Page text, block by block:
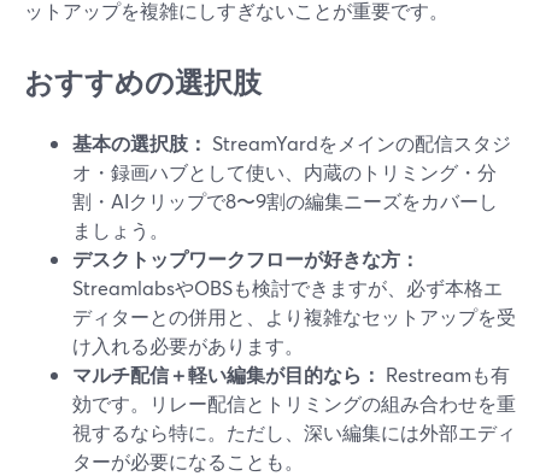
ットアップを複雑にしすぎないことが重要です。
おすすめの選択肢
基本の選択肢： StreamYardをメインの配信スタジ
オ・録画ハブとして使い、内蔵のトリミング・分
割・AIクリップで8〜9割の編集ニーズをカバーし
ましょう。
デスクトップワークフローが好きな方：
StreamlabsやOBSも検討できますが、必ず本格エ
ディターとの併用と、より複雑なセットアップを受
け入れる必要があります。
マルチ配信＋軽い編集が目的なら： Restreamも有
効です。リレー配信とトリミングの組み合わせを重
視するなら特に。ただし、深い編集には外部エディ
ターが必要になることも。